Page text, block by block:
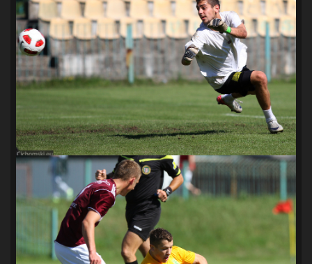
SANDRA SPA POGOŃ SZCZECIN(100) SIEDLECKA(63)
SPARING (110) SPR POGOŃ SZCZECIN(72)
SPÓJNIA STARGARD(35) STOCZNIA SZCZECIN(40)
SUPERLIGA KOBIET(58) SUPERLIGA MĘŻCZYZN (92)
TREFL SOPOT(26)
ZAGŁĘBIE LUBIN ŚLĄSK WROCŁAW(29)
ŚWIT SKOLWIN(111)
STAT4U